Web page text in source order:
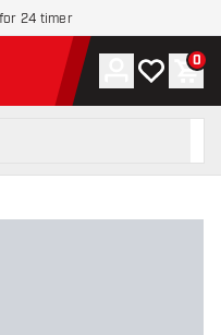
24 timer
Konto
Min 0